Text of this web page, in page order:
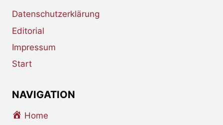
Datenschutzerklärung
Editorial
Impressum
Start
NAVIGATION
Home